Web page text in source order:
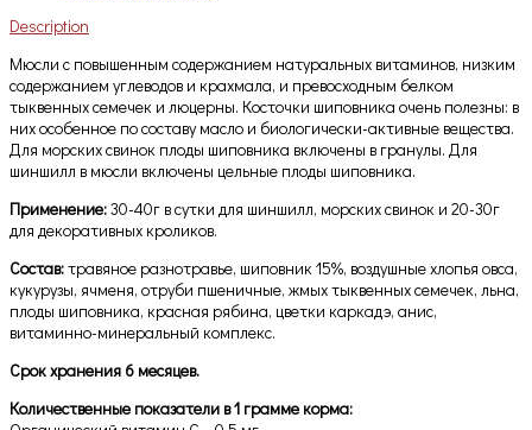
Description
Мюсли с повышенным содержанием натуральных витаминов, низким
содержанием углеводов и крахмала, и превосходным белком
тыквенных семечек и люцерны. Косточки шиповника очень полезны: в
них особенное по составу масло и биологически-активные вещества.
Для морских свинок плоды шиповника включены в гранулы. Для
шиншилл в мюсли включены цельные плоды шиповника.
Применение:30-40г в сутки для шиншилл, морских свинок и 20-30г
для декоративных кроликов.
Состав:травяное разнотравье, шиповник 15%, воздушные хлопья овса,
кукурузы, ячменя, отруби пшеничные, жмых тыквенных семечек, льна,
плоды шиповника, красная рябина, цветки каркадэ, анис,
витаминно-минеральный комплекс.
Срок хранения 6 месяцев.
Количественные показатели в 1 грамме корма: